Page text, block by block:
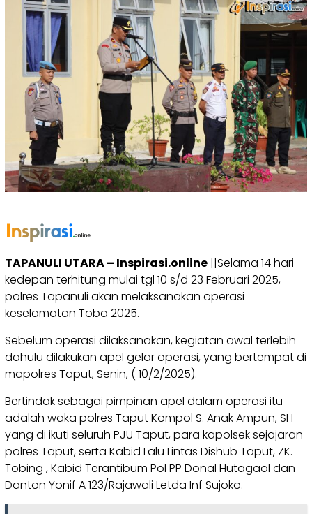
TAPANULI UTARA – Inspirasi.online ||Selama 14 hari
kedepan terhitung mulai tgl 10 s/d 23 Februari 2025,
polres Tapanuli akan melaksanakan operasi
keselamatan Toba 2025.
Sebelum operasi dilaksanakan, kegiatan awal terlebih
dahulu dilakukan apel gelar operasi, yang bertempat di
mapolres Taput, Senin, ( 10/2/2025).
Bertindak sebagai pimpinan apel dalam operasi itu
adalah waka polres Taput Kompol S. Anak Ampun, SH
yang di ikuti seluruh PJU Taput, para kapolsek sejajaran
polres Taput, serta Kabid Lalu Lintas Dishub Taput, ZK.
Tobing , Kabid Terantibum Pol PP Donal Hutagaol dan
Danton Yonif A 123/Rajawali Letda Inf Sujoko.